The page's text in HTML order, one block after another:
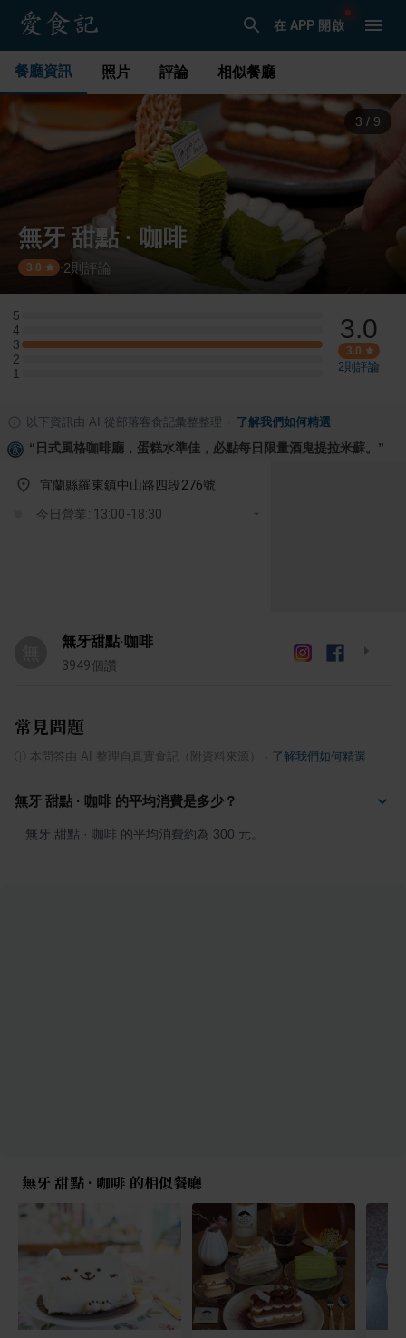
在 APP 開啟
餐廳資訊 照片 評論 相似餐廳
4 / 9
無牙 甜點 · 咖啡
3.0 ·2則評論
5
5 星：0 則評論
4
4 星：0 則評論
3
3 星：1 則評論
2
2 星：0 則評論
1
1 星：0 則評論
3.0
3.0
2則評論
以下資訊由 AI 從部落客食記彙整整理 了解我們如何精選
“ 日式風格咖啡廳，蛋糕水準佳，必點每日限量酒鬼提拉米蘇。 ”
宜蘭縣羅東鎮中山路四段276號
今日營業: 13:00-18:30
無牙甜點·咖啡
3949個讚
常見問題
本問答由 AI 整理自真實食記（附資料來源） 了解我們如何精選
無牙 甜點 · 咖啡 的平均消費是多少？
無牙 甜點 · 咖啡 的平均消費約為 300 元。
無牙 甜點 · 咖啡 的相似餐廳